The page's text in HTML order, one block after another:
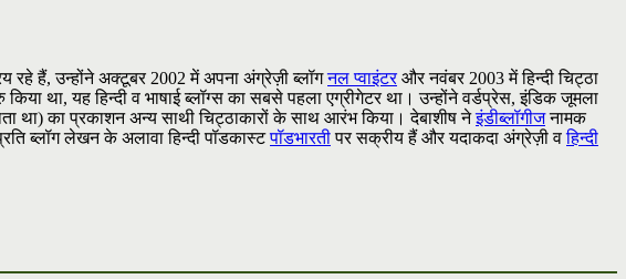
रहे हैं, उन्होंने अक्टूबर 2002 में अपना अंग्रेज़ी ब्लॉगनल प्वाइंटरऔर नवंबर 2003 में हिन्दी चिट्ठा
किया था, यह हिन्दी व भाषाई ब्लॉग्स का सबसे पहला एग्रीगेटर था। उन्होंने वर्डप्रेस, इंडिक जूमला
था) का प्रकाशन अन्य साथी चिट्ठाकारों के साथ आरंभ किया। देबाशीष नेइंडीब्लॉगीजनामक
ब्लॉग लेखन के अलावा हिन्दी पॉडकास्टपॉडभारतीपर सक्रीय हैं और यदाकदा अंग्रेज़ी वहिन्दी